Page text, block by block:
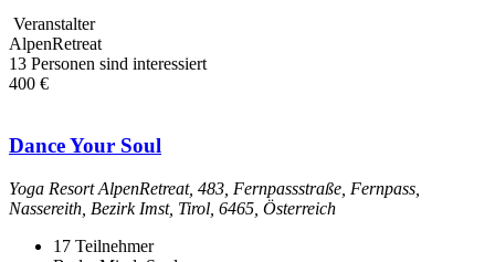
Veranstalter
AlpenRetreat
13 Personen sind interessiert
400 €
Dance Your Soul
Yoga Resort AlpenRetreat, 483, Fernpassstraße, Fernpass,
Nassereith, Bezirk Imst, Tirol, 6465, Österreich
17 Teilnehmer